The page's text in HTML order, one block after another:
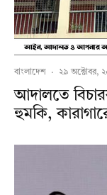
বাংলাদেশ · ২৯ অক্টোবর,
আদালতে
হুমকি,